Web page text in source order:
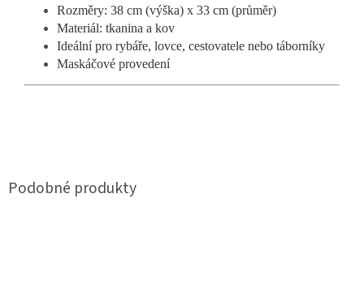
Rozměry: 38 cm (výška) x 33 cm (průměr)
Materiál: tkanina a kov
Ideální pro rybáře, lovce, cestovatele nebo táborníky
Maskáčové provedení